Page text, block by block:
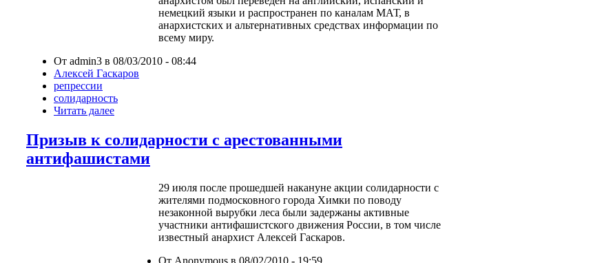
немецкий языки и распространен по каналам МАТ, в
анархистских и альтернативных средствах информации по
всему миру.
От admin3 в 08/03/2010 - 08:44
Алексей Гаскаров
репрессии
солидарность
Читать далее
Призыв к солидарности с арестованными
антифашистами
29 июля после прошедшей накануне акции солидарности с
жителями подмосковного города Химки по поводу
незаконной вырубки леса были задержаны активные
участники антифашистского движения России, в том числе
известный анархист Алексей Гаскаров.
От Anonymous в 08/02/2010 - 19:59